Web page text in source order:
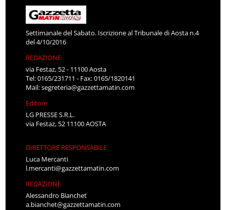
Settimanale del Sabato. Iscrizione al Tribunale di Aosta n.4
del 4/10/2016
REDAZIONE
via Festaz, 52 - 11100 Aosta
Tel: 0165/231711 - Fax: 0165/1820141
Mail:segreteria@gazzettamatin.com
Editore
LG PRESSE S.R.L.
via Festaz, 52 11100 AOSTA
DIRETTORE RESPONSABILE
Luca Mercanti
l.mercanti@gazzettamatin.com
REDAZIONE
Alessandro Bianchet
a.bianchet@gazzettamatin.com